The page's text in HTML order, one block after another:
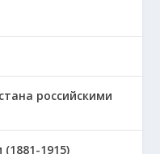
российскими
1915)